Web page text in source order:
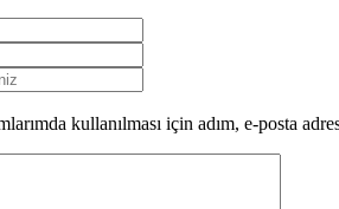
kullanılması için adım, e-posta